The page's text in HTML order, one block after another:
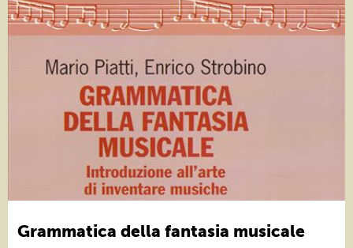
Grammatica della fantasia musicale